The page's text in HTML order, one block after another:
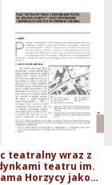
teatralny wraz z
teatru im.
Horzycy jako